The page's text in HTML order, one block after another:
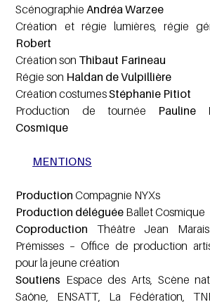
Scénographie Andréa Warzee
Création et régie lumières, régie
Robert
Création son Thibaut Farineau
Régie son Haldan de Vulpillière
Création costumesStéphanie Pitiot
Production de tournée Pauline
Cosmique
MENTIONS
Production Compagnie NYXs
Production déléguée Ballet Cosmique
Coproduction Théâtre Jean
Prémisses – Office de production
pour la jeune création
Soutiens Espace des Arts, Scène
Saône, ENSATT, La Fédération,